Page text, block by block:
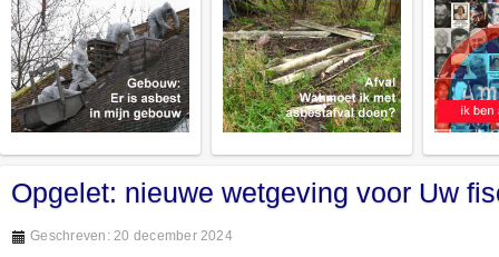
Opgelet: nieuwe wetgeving voor Uw
Geschreven: 20 december 2024